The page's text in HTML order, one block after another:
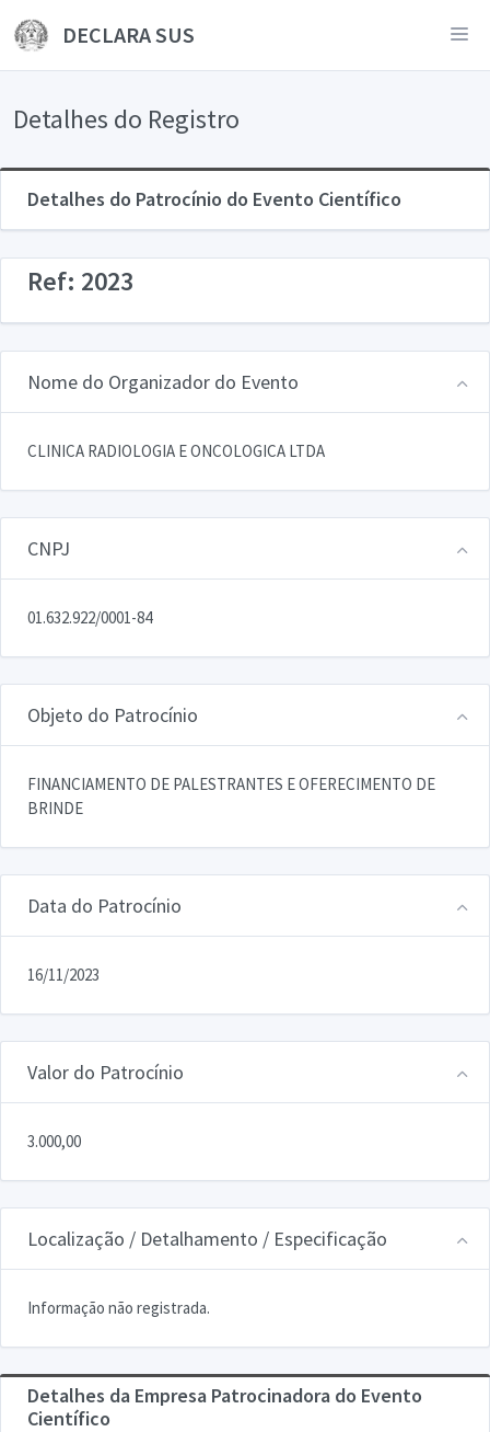
DECLARA SUS
Detalhes do Registro
Detalhes do Patrocínio do Evento Científico
Ref: 2023
Nome do Organizador do Evento
CLINICA RADIOLOGIA E ONCOLOGICA LTDA
CNPJ
01.632.922/0001-84
Objeto do Patrocínio
FINANCIAMENTO DE PALESTRANTES E OFERECIMENTO DE
BRINDE
Data do Patrocínio
16/11/2023
Valor do Patrocínio
3.000,00
Localização / Detalhamento / Especificação
Informação não registrada.
Detalhes da Empresa Patrocinadora do Evento
Científico